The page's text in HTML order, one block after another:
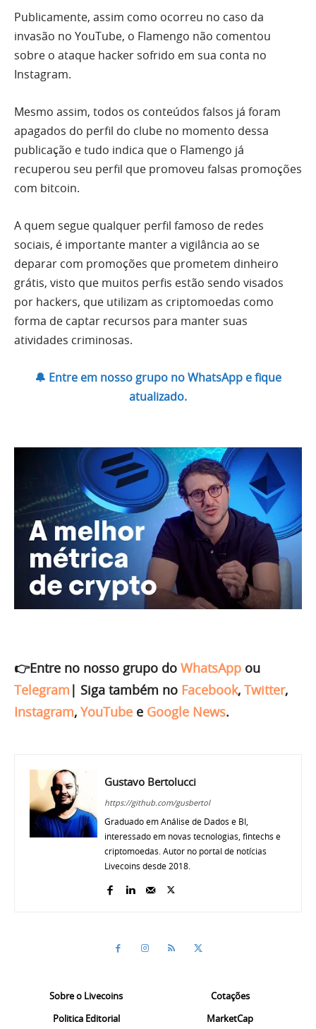
Publicamente, assim como ocorreu no caso da
invasão no YouTube, o Flamengo não comentou
sobre o ataque hacker sofrido em sua conta no
Instagram.
Mesmo assim, todos os conteúdos falsos já foram
apagados do perfil do clube no momento dessa
publicação e tudo indica que o Flamengo já
recuperou seu perfil que promoveu falsas promoções
com bitcoin.
A quem segue qualquer perfil famoso de redes
sociais, é importante manter a vigilância ao se
deparar com promoções que prometem dinheiro
grátis, visto que muitos perfis estão sendo visados
por hackers, que utilizam as criptomoedas como
forma de captar recursos para manter suas
atividades criminosas.
🔔 Entre em nosso grupo no WhatsApp e fique
atualizado.
👉Entre no nosso grupo do WhatsApp ou
Telegram | Siga também no Facebook, Twitter,
Instagram, YouTube e Google News.
Gustavo Bertolucci
https://github.com/gusbertol
Graduado em Análise de Dados e BI,
interessado em novas tecnologias, fintechs e
criptomoedas. Autor no portal de notícias
Livecoins desde 2018.
Sobre o Livecoins
Politica Editorial
Cotações
MarketCap